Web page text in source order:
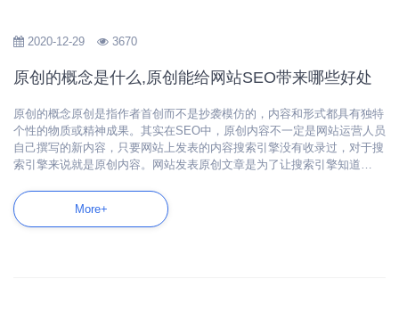
2020-12-29 3670
原创的概念是什么,原创能给网站SEO带来哪些好处
原创的概念原创是指作者首创而不是抄袭模仿的，内容和形式都具有独特
个性的物质或精神成果。其实在SEO中，原创内容不一定是网站运营人员
自己撰写的新内容，只要网站上发表的内容搜索引擎没有收录过，对于搜
索引擎来说就是原创内容。网站发表原创文章是为了让搜索引擎知道…
More+